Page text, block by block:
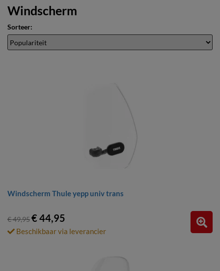
Windscherm
Sorteer:
Windscherm Thule yepp univ trans
€ 49,95€ 44,95
Beschikbaar via leverancier